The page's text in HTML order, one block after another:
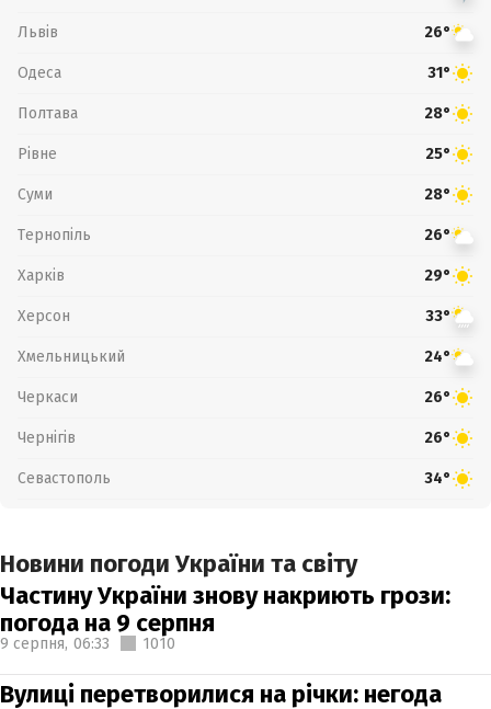
Львів 26°
Одеса 31°
Полтава 28°
Рівне 25°
Суми 28°
Тернопіль 26°
Харків 29°
Херсон 33°
Хмельницький 24°
Черкаси 26°
Чернігів 26°
Севастополь 34°
Новини погоди України та світу
Частину України знову накриють грози:
погода на 9 серпня
9 серпня, 06:33 1010
Вулиці перетворилися на річки: негода